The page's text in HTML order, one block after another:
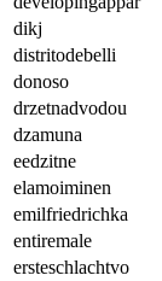
dikj
distritodebelli
donoso
drzetnadvodou
dzamuna
eedzitne
elamoiminen
emilfriedrichka
entiremale
ersteschlachtvo